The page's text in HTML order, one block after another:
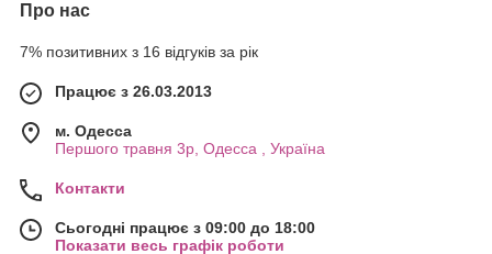
Про нас
7% позитивних з 16 відгуків за рік
Працює з 26.03.2013
м. Одесса
Першого травня 3р, Одесса , Україна
Контакти
Сьогодні працює з 09:00 до 18:00
Показати весь графік роботи